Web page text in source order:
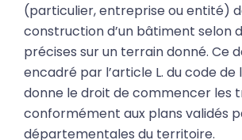
(particulier, entreprise ou entité)
construction d’un bâtiment selon
précises sur un terrain donné. Ce
encadré par l’article L. du code de
donne le droit de commencer les
conformément aux plans validés
départementales du territoire.